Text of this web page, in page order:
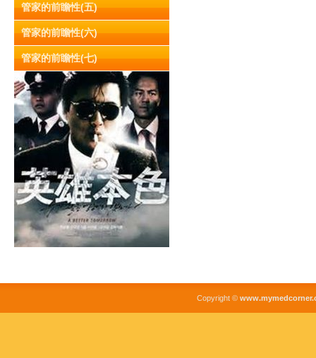
管家的前瞻性(五)
管家的前瞻性(六)
管家的前瞻性(七)
Copyright ©